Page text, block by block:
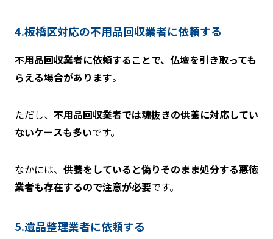
4.板橋区対応の不用品回収業者に依頼する
不用品回収業者に依頼することで、仏壇を引き取っても
らえる場合があります。
ただし、 不用品回収業者では魂抜きの供養に対応してい
ないケースも多いです。
なかには、 供養をしていると偽りそのまま処分する悪徳
業者も存在するので注意が必要です。
5.遺品整理業者に依頼する